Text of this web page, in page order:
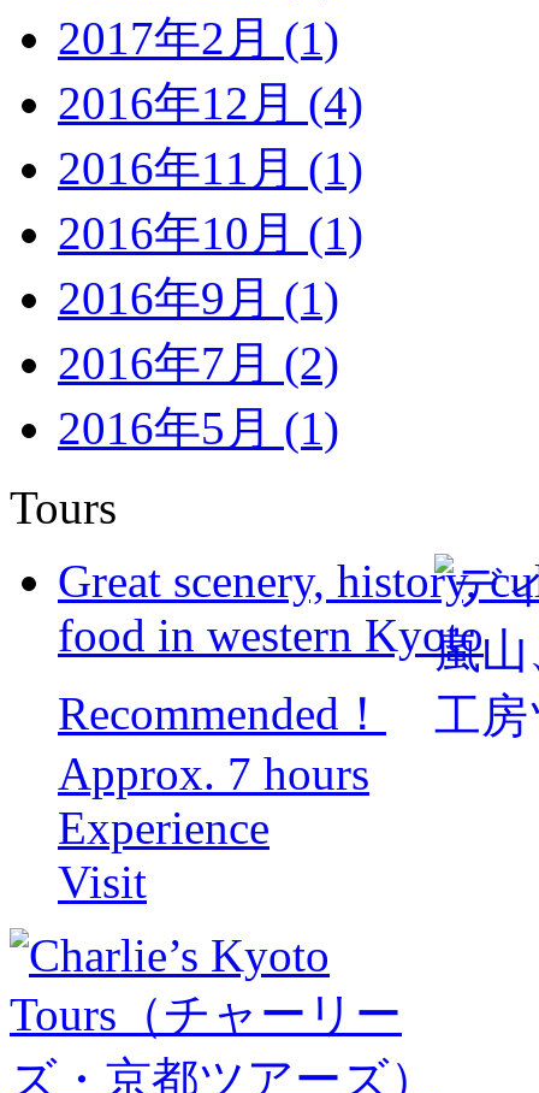
2017年2月 (1)
2016年12月 (4)
2016年11月 (1)
2016年10月 (1)
2016年9月 (1)
2016年7月 (2)
2016年5月 (1)
Tours
Great scenery, history,
food in western Kyoto
Recommended！
Approx. 7 hours
Experience
Visit